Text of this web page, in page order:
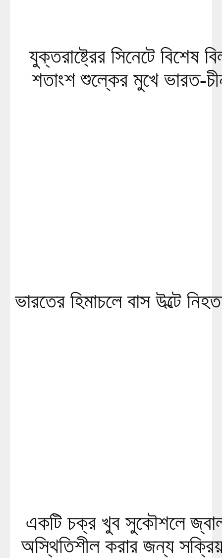
যুক্তরাষ্ট্রের সিনেটে বিশেষ
শতাংশ শুল্কের মুখে ভারত-
ভারতের হিমাচলে বাস উল্টে
একটি চক্র খুব সুকৌশলে
অস্থিতিশীল করার জন্য